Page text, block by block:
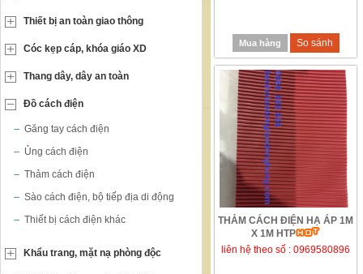
Mua hàng So sánh
THẢM CÁCH ĐIỆN HẠ ÁP 1M
X 1M HTP
liên hệ theo số : 0969580896
Thiết bị an toàn giao thông
Cóc kẹp cáp, khóa giáo XD
Thang dây, dây an toàn
Đồ cách điện
Găng tay cách điện
Ủng cách điện
Thảm cách điện
Sào cách điện, bộ tiếp địa di động
Thiết bị cách điện khác
Khẩu trang, mặt nạ phòng độc